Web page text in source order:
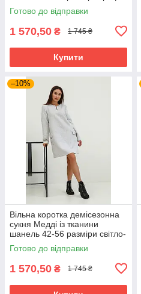
Готово до відправки
1 570,50 ₴ 1 745 ₴
Купити
–10%
Вільна коротка демісезонна
сукня Медді із тканини
шанель 42-56 разміри світло-
сіра
Готово до відправки
1 570,50 ₴ 1 745 ₴